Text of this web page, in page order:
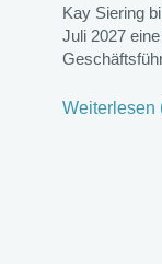
Kay Siering
Juli 2027
Weiterlesen